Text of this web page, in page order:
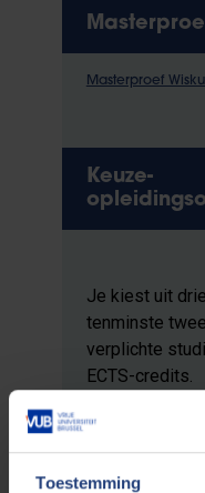
Toestemming
Masterproef
Keuze-
Je kiest uit
tenminste
verplichte
ECTS-credits.
De student
vrij uit